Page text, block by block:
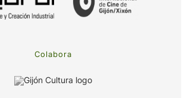
Colabora